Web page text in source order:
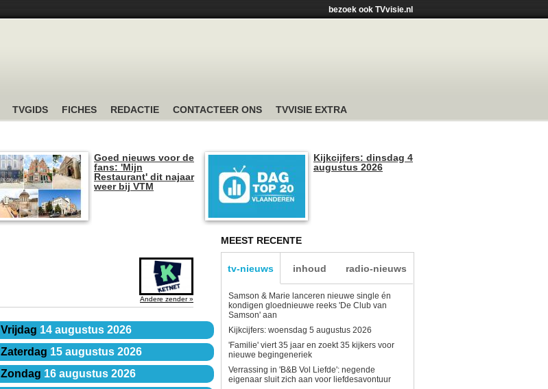
bezoek ook TVvisie.nl
TVGIDS FICHES REDACTIE CONTACTEER ONS TVVISIE EXTRA
Goed nieuws voor de
fans: 'Mijn
Restaurant' dit najaar
weer bij VTM
Kijkcijfers: dinsdag 4
augustus 2026
Andere zender »
Vrijdag 14 augustus 2026
Zaterdag 15 augustus 2026
Zondag 16 augustus 2026
MEEST RECENTE
tv-nieuws inhoud radio-nieuws
Samson & Marie lanceren nieuwe single én
kondigen gloednieuwe reeks 'De Club van
Samson' aan
Kijkcijfers: woensdag 5 augustus 2026
'Familie' viert 35 jaar en zoekt 35 kijkers voor
nieuwe begingeneriek
Verrassing in 'B&B Vol Liefde': negende
eigenaar sluit zich aan voor liefdesavontuur